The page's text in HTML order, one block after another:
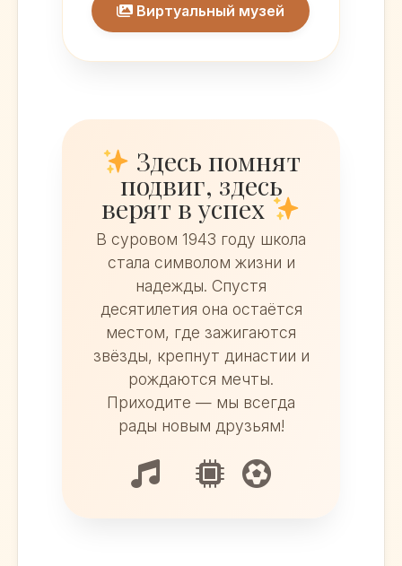
Виртуальный музей
Здесь помнят
подвиг, здесь
верят в успех
В суровом 1943 году школа
стала символом жизни и
надежды. Спустя
десятилетия она остаётся
местом, где зажигаются
звёзды, крепнут династии и
рождаются мечты.
Приходите — мы всегда
рады новым друзьям!